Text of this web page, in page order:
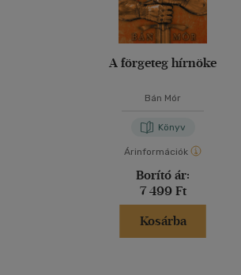
A förgeteg hírnöke
Bán Mór
Könyv
Árinformációk
Borító ár:
7 499 Ft
Kosárba